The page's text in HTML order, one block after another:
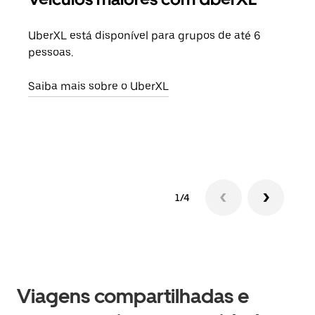
UberXL está disponível para grupos de até 6
pessoas.
Saiba mais sobre o UberXL
1/4
Viagens compartilhadas e